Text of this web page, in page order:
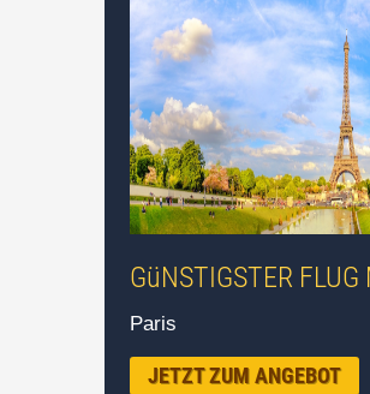
GüNSTIGSTER
Paris
JETZT ZUM ANGEBOT